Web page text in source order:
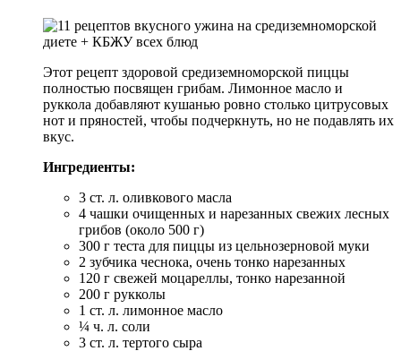
Этот рецепт здоровой средиземноморской пиццы
полностью посвящен грибам. Лимонное масло и
руккола добавляют кушанью ровно столько цитрусовых
нот и пряностей, чтобы подчеркнуть, но не подавлять их
вкус.
Ингредиенты:
3 ст. л. оливкового масла
4 чашки очищенных и нарезанных свежих лесных
грибов (около 500 г)
300 г теста для пиццы из цельнозерновой муки
2 зубчика чеснока, очень тонко нарезанных
120 г свежей моцареллы, тонко нарезанной
200 г рукколы
1 ст. л. лимонное масло
¼ ч. л. соли
3 ст. л. тертого сыра